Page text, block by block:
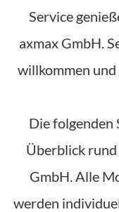
Service
axmax GmbH.
willkommen und
Die folgenden
Überblick rund
GmbH. Alle
werden